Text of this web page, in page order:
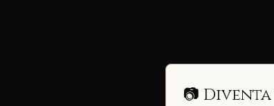
📷